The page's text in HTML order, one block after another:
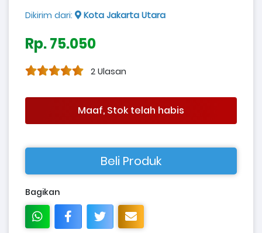
Dikirim dari: Kota Jakarta Utara
Rp. 75.050
2 Ulasan
Maaf, Stok telah habis
Beli Produk
Bagikan